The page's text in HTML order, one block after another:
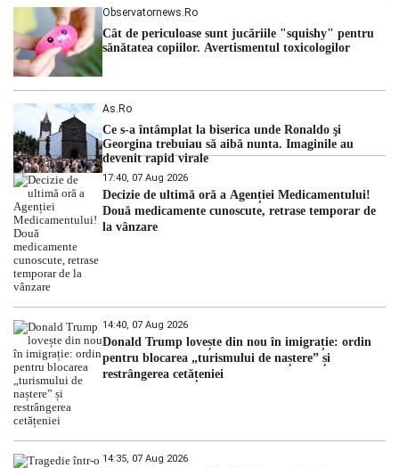
Observatornews.ro
Cât de periculoase sunt jucăriile "squishy" pentru
sănătatea copiilor. Avertismentul toxicologilor
As.ro
Ce s-a întâmplat la biserica unde Ronaldo şi
Georgina trebuiau să aibă nunta. Imaginile au
devenit rapid virale
17:40, 07 Aug 2026
Decizie de ultimă oră a Agenției Medicamentului!
Două medicamente cunoscute, retrase temporar de
la vânzare
14:40, 07 Aug 2026
Donald Trump lovește din nou în imigrație: ordin
pentru blocarea „turismului de naștere” și
restrângerea cetățeniei
14:35, 07 Aug 2026